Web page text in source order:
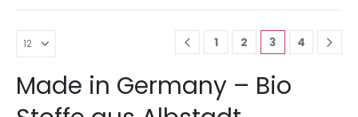
1 2 3 4
Made in Germany – Bio